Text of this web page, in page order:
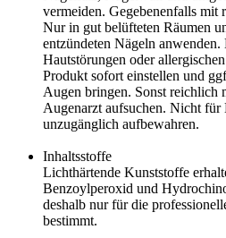
vermeiden. Gegebenenfalls mit
Nur in gut belüfteten Räumen
entzündeten Nägeln
Hautstörungen oder
Produkt sofort einstellen und
Augen bringen. Sonst reichlich
Augenarzt aufsuchen. Nicht
unzugänglich aufbewahren.
Inhaltsstoffe
Lichthärtende Kunststoffe
Benzoylperoxid und
deshalb nur für die
bestimmt.